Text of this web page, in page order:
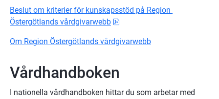
Beslut om kriterier för kunskapsstöd på Region
Östergötlands vårdgivarwebb
Om Region Östergötlands vårdgivarwebb
Vårdhandboken
I nationella vårdhandboken hittar du som arbetar med